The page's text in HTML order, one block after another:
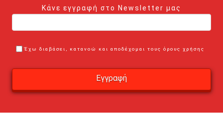
Κάνε εγγραφή στο Newsletter μας
Έχω διαβάσει, κατανοώ και αποδέχομαι τους όρους χρήσης